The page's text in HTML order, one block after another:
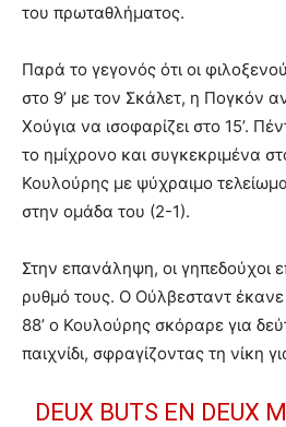
του πρωταθλήματος.
Παρά το γεγονός ότι οι
στο 9’ με τον Σκάλετ, η Πογκόν
Χούγια να ισοφαρίζει στο 15’.
το ημίχρονο και συγκεκριμένα
Κουλούρης με ψύχραιμο
στην ομάδα του (2-1).
Στην επανάληψη, οι γηπεδούχοι
ρυθμό τους. Ο Ούλβεσταντ
88’ ο Κουλούρης σκόραρε για
παιχνίδι, σφραγίζοντας τη νίκη
DEUX BUTS EN DEUX